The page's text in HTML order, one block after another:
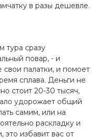
в разы дешевле.
тура сразу
повар, - и
свои палатки, и помоет
сплава. Деньги не
стоит 20-30 тысяч,
удорожает общий
самим, или на
раскладку и
это избавит вас от